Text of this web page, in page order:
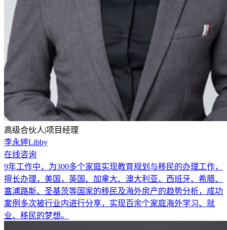
高级合伙人|项目经理
李永婷Libby
在线咨询
9年工作中，为300多个家庭实现教育规划与移民的办理工作，
擅长办理，美国，英国、加拿大、澳大利亚、西班牙、希腊、
塞浦路斯、圣基茨等国家的移民及海外房产的趋势分析，成功
案例多次被行业内进行分享，实现百余个家庭海外学习、就
业、移民的梦想。